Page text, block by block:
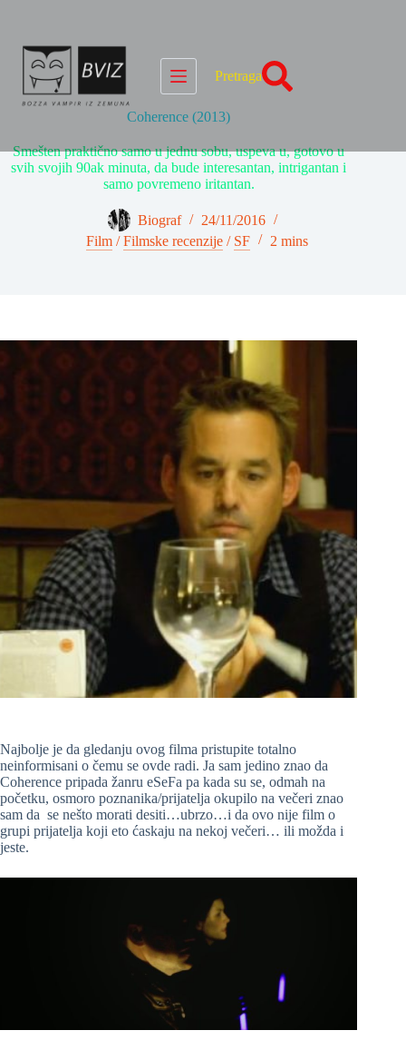
Pretraga
Coherence (2013)
Smešten praktično samo u jednu sobu, uspeva u, gotovo u
svih svojih 90ak minuta, da bude interesantan, intrigantan i
samo povremeno iritantan.
Biograf
24/11/2016
Film/Filmske recenzije/ SF 2 mins
Najbolje je da gledanju ovog filma pristupite totalno
neinformisani o čemu se ovde radi. Ja sam jedino znao da
Coherence pripada žanru eSeFa pa kada su se, odmah na
početku, osmoro poznanika/prijatelja okupilo na večeri znao
sam da se nešto morati desiti…ubrzo…i da ovo nije film o
grupi prijatelja koji eto ćaskaju na nekoj večeri… ili možda i
jeste.